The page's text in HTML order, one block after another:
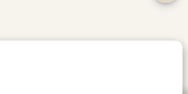
voor grote groepen